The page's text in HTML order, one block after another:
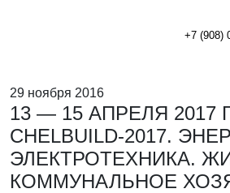
+7 (908)
29 ноября 2016
13 — 15 АПРЕЛЯ 2017
CHELBUILD-2017.
ЭЛЕКТРОТЕХНИКА.
КОММУНАЛЬНОЕ